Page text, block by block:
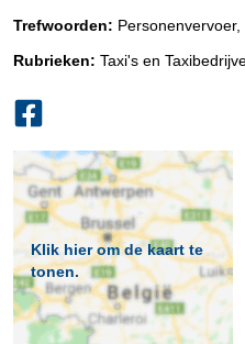
Trefwoorden:
Rubrieken: Taxi's en
Klik hier om de kaart te
tonen.